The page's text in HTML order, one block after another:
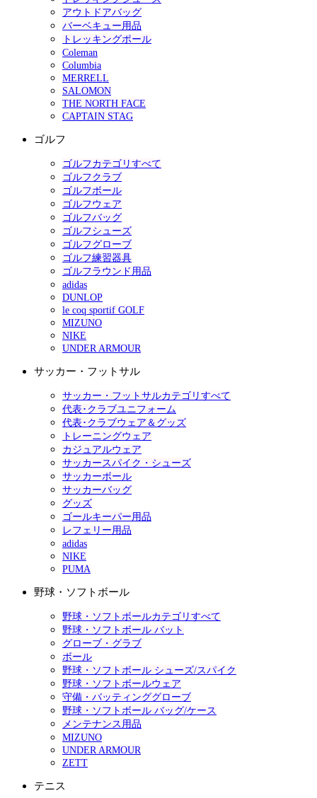
アウトドアバッグ
バーベキュー用品
トレッキングポール
Coleman
Columbia
MERRELL
SALOMON
THE NORTH FACE
CAPTAIN STAG
ゴルフ
ゴルフカテゴリすべて
ゴルフクラブ
ゴルフボール
ゴルフウェア
ゴルフバッグ
ゴルフシューズ
ゴルフグローブ
ゴルフ練習器具
ゴルフラウンド用品
adidas
DUNLOP
le coq sportif GOLF
MIZUNO
NIKE
UNDER ARMOUR
サッカー・フットサル
サッカー・フットサルカテゴリすべて
代表･クラブユニフォーム
代表･クラブウェア＆グッズ
トレーニングウェア
カジュアルウェア
サッカースパイク・シューズ
サッカーボール
サッカーバッグ
グッズ
ゴールキーパー用品
レフェリー用品
adidas
NIKE
PUMA
野球・ソフトボール
野球・ソフトボールカテゴリすべて
野球・ソフトボール バット
グローブ・グラブ
ボール
野球・ソフトボール シューズ/スパイク
野球・ソフトボールウェア
守備・バッティンググローブ
野球・ソフトボール バッグ/ケース
メンテナンス用品
MIZUNO
UNDER ARMOUR
ZETT
テニス